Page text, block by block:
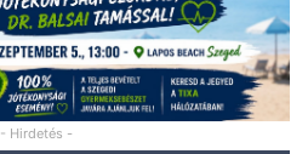
- Hirdetés -